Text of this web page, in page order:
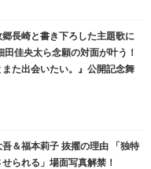
長崎と書き下ろした主題歌に
佳央太ら念願の対面が叶う！
た出会いたい。』公開記念舞
吾＆福本莉子 抜擢の理由 「独特
られる」場面写真解禁！